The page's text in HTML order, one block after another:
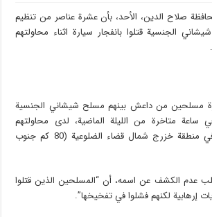
صلاح الدين، الأحد، بأن عشرة عناصر من تنظيم
الجنسية قتلوا بانفجار سيارة اثناء محاولتهم
مسلحين من داعش بينهم مسلح شيشاني الجنسية
في ساعة متاخرة من الليلة الماضية، لدى محاولتهم
تفخيخها داخل منزل في منطقة خزرج شمال قضاء الضلوعية (80 كم جنوب
عدم الكشف عن اسمه، أن “المسلحين الذين قتلوا
إرهابية لكنهم فشلوا في تفخيخها”.